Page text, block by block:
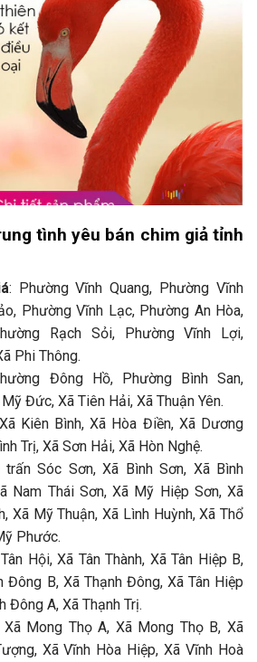
tình yêu bán chim giả tỉnh
: Phường Vĩnh Quang, Phường Vĩnh
Phường Vĩnh Lạc, Phường An Hòa,
Rạch Sỏi, Phường Vĩnh Lợi,
Phi Thông.
Đông Hồ, Phường Bình San,
Đức, Xã Tiên Hải, Xã Thuận Yên.
Kiên Bình, Xã Hòa Điền, Xã Dương
Trị, Xã Sơn Hải, Xã Hòn Nghệ.
trấn Sóc Sơn, Xã Bình Sơn, Xã Bình
Nam Thái Sơn, Xã Mỹ Hiệp Sơn, Xã
Xã Mỹ Thuận, Xã Lình Huỳnh, Xã Thổ
Phước.
Hội, Xã Tân Thành, Xã Tân Hiệp B,
Đông B, Xã Thạnh Đông, Xã Tân Hiệp
Đông A, Xã Thạnh Trị.
Xã Mong Thọ A, Xã Mong Thọ B, Xã
Xã Vĩnh Hòa Hiệp, Xã Vĩnh Hoà